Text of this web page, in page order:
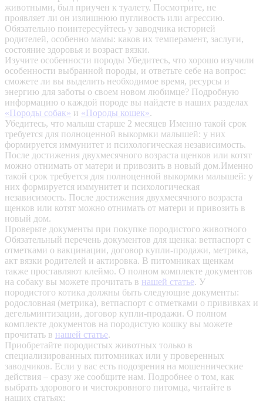
животными, был приучен к туалету. Посмотрите, не
проявляет ли он излишнюю пугливость или агрессию.
Обязательно поинтересуйтесь у заводчика историей
родителей, особенно мамы: каков их темперамент, заслуги,
состояние здоровья и возраст вязки.
Изучите особенности породы Убедитесь, что хорошо изучили
особенности выбранной породы, и ответьте себе на вопрос:
сможете ли вы выделить необходимое время, ресурсы и
энергию для заботы о своем новом любимце? Подробную
информацию о каждой породе вы найдете в наших разделах
«Породы собак» и «Породы кошек».
Убедитесь, что малыш старше 2 месяцев Именно такой срок
требуется для полноценной выкормки малышей: у них
формируется иммунитет и психологическая независимость.
После достижения двухмесячного возраста щенков или котят
можно отнимать от матери и привозить в новый дом.Именно
такой срок требуется для полноценной выкормки малышей: у
них формируется иммунитет и психологическая
независимость. После достижения двухмесячного возраста
щенков или котят можно отнимать от матери и привозить в
новый дом.
Проверьте документы при покупке породистого животного
Обязательный перечень документов для щенка: ветпаспорт с
отметками о вакцинации, договор купли-продажи, метрика,
акт вязки родителей и актировка. В питомниках щенкам
также проставляют клеймо. О полном комплекте документов
на собаку вы можете прочитать в нашей статье. У
породистого котика должны быть следующие документы:
родословная (метрика), ветпаспорт с отметками о прививках и
дегельминтизации, договор купли-продажи. О полном
комплекте документов на породистую кошку вы можете
прочитать в нашей статье.
Приобретайте породистых животных только в
специализированных питомниках или у проверенных
заводчиков. Если у вас есть подозрения на мошеннические
действия – сразу же сообщите нам. Подробнее о том, как
выбрать здорового и чистокровного питомца, читайте в
наших статьях: